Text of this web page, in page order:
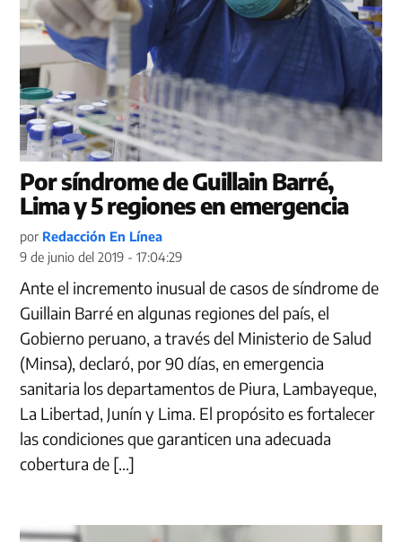
Por síndrome de Guillain Barré,
Lima y 5 regiones en emergencia
por Redacción En Línea
9 de junio del 2019 - 17:04:29
Ante el incremento inusual de casos de síndrome de
Guillain Barré en algunas regiones del país, el
Gobierno peruano, a través del Ministerio de Salud
(Minsa), declaró, por 90 días, en emergencia
sanitaria los departamentos de Piura, Lambayeque,
La Libertad, Junín y Lima. El propósito es fortalecer
las condiciones que garanticen una adecuada
cobertura de […]